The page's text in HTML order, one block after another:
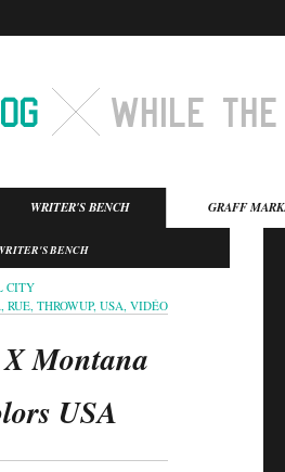
WRITER'S BENCH GRAFF
BENCH
CITY
RUE, THROWUP, USA VIDÉO
Montana
USA